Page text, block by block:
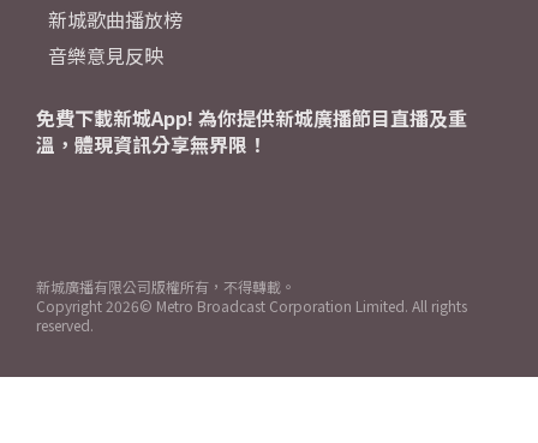
新城歌曲播放榜
音樂意見反映
免費下載新城App! 為你提供新城廣播節目直播及重
溫，體現資訊分享無界限！
新城廣播有限公司版權所有，不得轉載。
Copyright 2026© Metro Broadcast Corporation Limited. All rights
reserved.